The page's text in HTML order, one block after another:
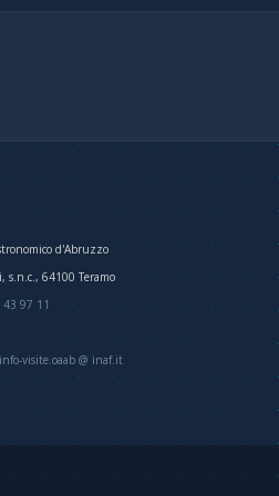
d'Abruzzo
s.n.c., 64100 Teramo
97 11
info-visite.oaab @ inaf.it